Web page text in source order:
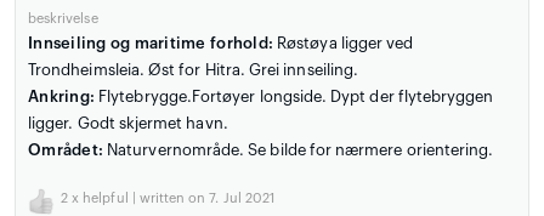
beskrivelse
Innseiling og maritime forhold: Røstøya ligger ved
Trondheimsleia. Øst for Hitra. Grei innseiling.
Ankring: Flytebrygge.Fortøyer longside. Dypt der flytebryggen
ligger. Godt skjermet havn.
Området: Naturvernområde. Se bilde for nærmere orientering.
2 x helpful | written on 7. Jul 2021